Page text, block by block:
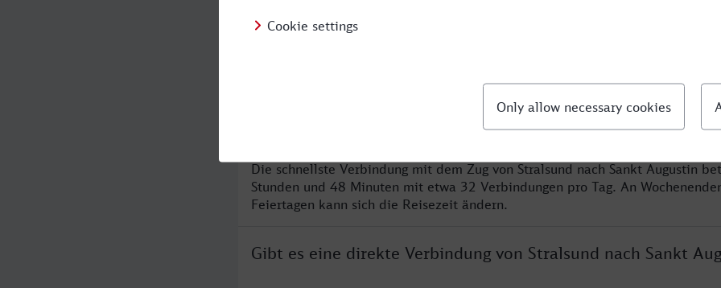
Was ist die schnellste Verbindung von Stralsund nach Sankt
Die schnellste Verbindung mit dem Zug von Stralsund nach Sankt Augustin
Stunden und 48 Minuten mit etwa 32 Verbindungen pro Tag. An
Feiertagen kann sich die Reisezeit ändern.
Gibt es eine direkte Verbindung von Stralsund nach Sankt